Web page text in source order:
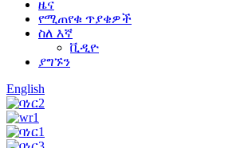
ዜና
የሚጠየቁ ጥያቄዎች
ስለ እኛ
ቪዲዮ
ያግኙን
English